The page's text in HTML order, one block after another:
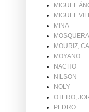
MIGUEL
MIGUEL
MINA
MOSQUERA
MOURIZ,
MOYANO
NACHO
NILSON
NOLY
OTERO,
PEDRO